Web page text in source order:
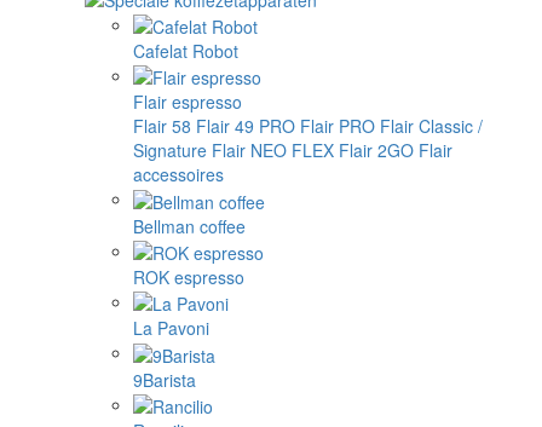
Cafelat Robot
Flair espresso
Flair 58 Flair 49 PRO Flair PRO Flair Classic /
Signature Flair NEO FLEX Flair 2GO Flair
accessoires
Bellman coffee
ROK espresso
La Pavoni
9Barista